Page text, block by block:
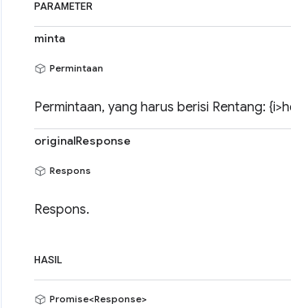
PARAMETER
minta
Permintaan
Permintaan, yang harus berisi Rentang:
originalResponse
Respons
Respons.
HASIL
Promise<Response>